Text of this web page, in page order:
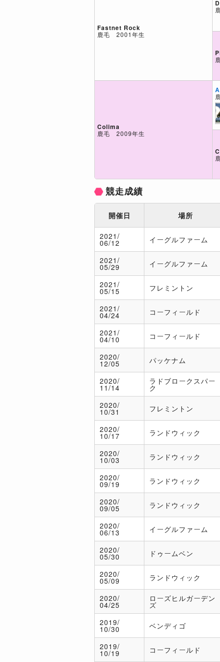
Fastnet Rock
鹿毛 2001年生
Colima
鹿毛 2009年生
競走成績
開催日 場所
2021/
06/12 イーグルファーム
2021/
05/29 イーグルファーム
2021/
05/15 フレミントン
2021/
04/24 コーフィールド
2021/
04/10 コーフィールド
2020/
12/05 パッケナム
2020/
11/14
ラドブロークスパー
ク
2020/
10/31 フレミントン
2020/
10/17 ランドウィック
2020/
10/03 ランドウィック
2020/
09/19 ランドウィック
2020/
09/05 ランドウィック
2020/
06/13 イーグルファーム
2020/
05/30 ドゥームベン
2020/
05/09 ランドウィック
2020/
04/25
ローズヒルガーデン
ズ
2019/
10/30 ベンディゴ
2019/
10/19 コーフィールド